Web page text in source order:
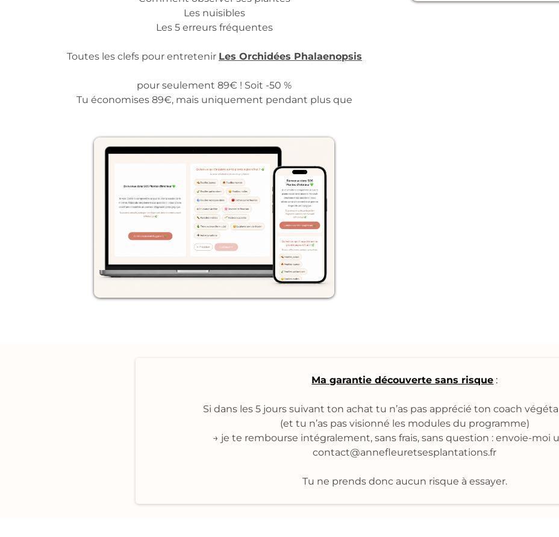
Les nuisibles
Les 5 erreurs fréquentes
Toutes les clefs pour entretenir Les Orchidées Phalaenopsis
pour seulement 89€ ! Soit -50 %
Tu économises 89€, mais uniquement pendant plus que
Ma garantie découverte sans risque :
Si dans les 5 jours suivant ton achat tu n’as pas apprécié ton coach
(et tu n’as pas visionné les modules du programme)
→ je te rembourse intégralement, sans frais, sans question : envoie-moi
contact@annefleuretsesplantations.fr
Tu ne prends donc aucun risque à essayer.